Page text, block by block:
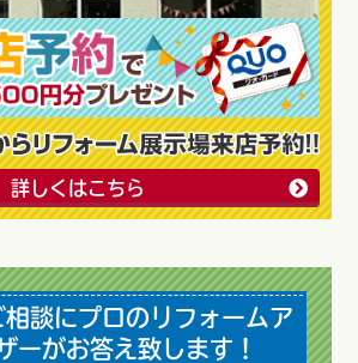
詳しくはこちら
相談にプロのリフォームア
ーがお答え致します！